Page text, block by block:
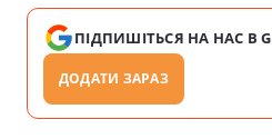
ПІДПИШІТЬСЯ НА НАС В
ДОДАТИ ЗАРАЗ